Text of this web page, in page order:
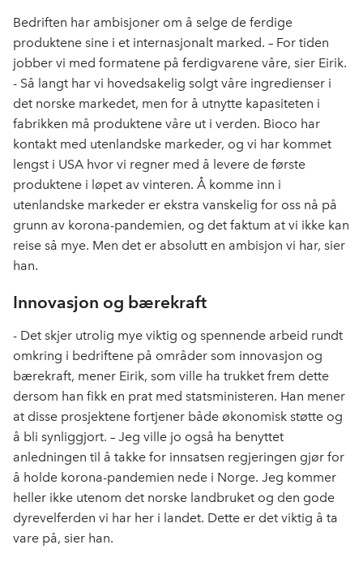
Bedriften har ambisjoner om å selge de ferdige
produktene sine i et internasjonalt marked. – For tiden
jobber vi med formatene på ferdigvarene våre, sier Eirik.
- Så langt har vi hovedsakelig solgt våre ingredienser i
det norske markedet, men for å utnytte kapasiteten i
fabrikken må produktene våre ut i verden. Bioco har
kontakt med utenlandske markeder, og vi har kommet
lengst i USA hvor vi regner med å levere de første
produktene i løpet av vinteren. Å komme inn i
utenlandske markeder er ekstra vanskelig for oss nå på
grunn av korona-pandemien, og det faktum at vi ikke kan
reise så mye. Men det er absolutt en ambisjon vi har, sier
han.
Innovasjon og bærekraft
- Det skjer utrolig mye viktig og spennende arbeid rundt
omkring i bedriftene på områder som innovasjon og
bærekraft, mener Eirik, som ville ha trukket frem dette
dersom han fikk en prat med statsministeren. Han mener
at disse prosjektene fortjener både økonomisk støtte og
å bli synliggjort. – Jeg ville jo også ha benyttet
anledningen til å takke for innsatsen regjeringen gjør for
å holde korona-pandemien nede i Norge. Jeg kommer
heller ikke utenom det norske landbruket og den gode
dyrevelferden vi har her i landet. Dette er det viktig å ta
vare på, sier han.